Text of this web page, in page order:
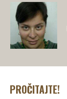
PROČITAJTE!